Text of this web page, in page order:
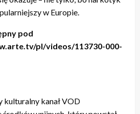
w Europie.
pod
pl/videos/113730-000-
kulturalny kanał VOD